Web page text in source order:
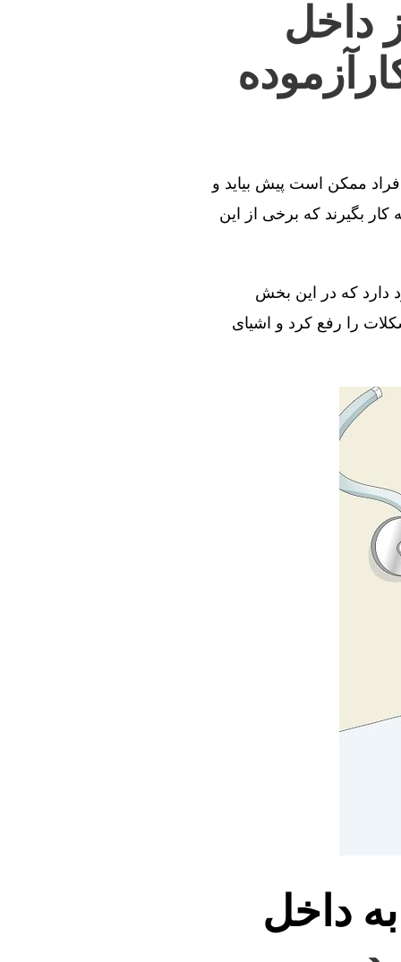
داخل
ممکن است پیش بیاید و
بگیرند که برخی از این
دارد که در این بخش
را رفع کرد و اشیای
داخل